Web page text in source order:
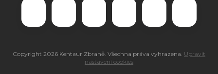
Copyright 2026 Kentaur Zbraně. Všechna práva vyhrazena. Upravit
nastavení cookies